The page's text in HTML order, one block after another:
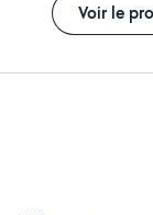
Voir le